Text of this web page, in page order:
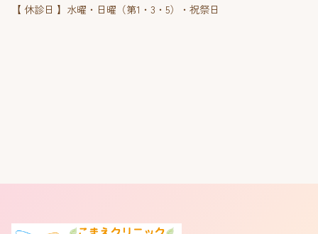
【 休診日 】水曜・日曜（第1・3・5）・祝祭日